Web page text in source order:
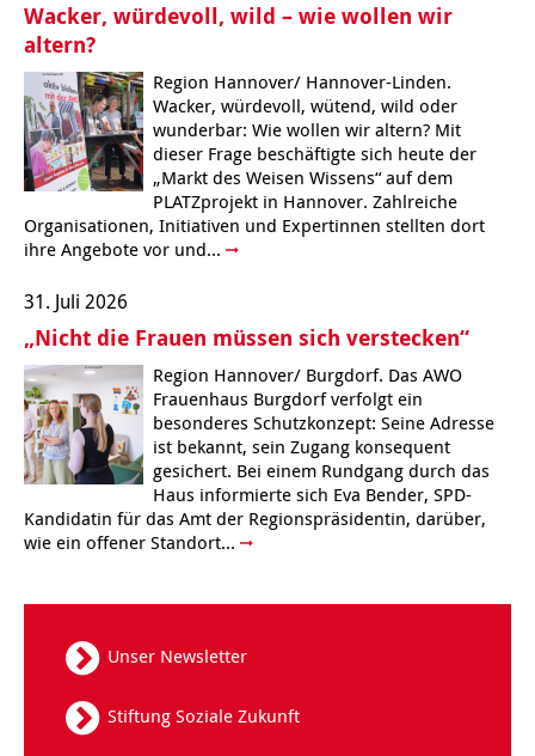
Wacker, würdevoll, wild – wie wollen wir
altern?
Region Hannover/ Hannover-Linden.
Wacker, würdevoll, wütend, wild oder
wunderbar: Wie wollen wir altern? Mit
dieser Frage beschäftigte sich heute der
„Markt des Weisen Wissens“ auf dem
PLATZprojekt in Hannover. Zahlreiche
Organisationen, Initiativen und Expertinnen stellten dort
ihre Angebote vor und...
31. Juli 2026
„Nicht die Frauen müssen sich verstecken“
Region Hannover/ Burgdorf. Das AWO
Frauenhaus Burgdorf verfolgt ein
besonderes Schutzkonzept: Seine Adresse
ist bekannt, sein Zugang konsequent
gesichert. Bei einem Rundgang durch das
Haus informierte sich Eva Bender, SPD-
Kandidatin für das Amt der Regionspräsidentin, darüber,
wie ein offener Standort...
Unser Newsletter
Stiftung Soziale Zukunft